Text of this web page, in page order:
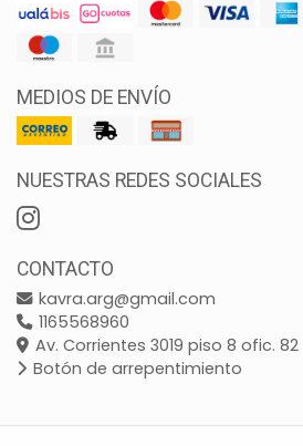
MEDIOS DE ENVÍO
NUESTRAS REDES SOCIALES
CONTACTO
kavra.arg@gmail.com
1165568960
Av. Corrientes 3019 piso 8 ofic. 82
Botón de arrepentimiento